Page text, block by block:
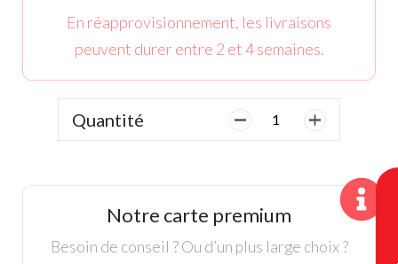
En réapprovisionnement, les livraisons
peuvent durer entre 2 et 4 semaines.
Quantité
quantité
Armour,
Homme,
Blanche
Notre carte premium
Besoin de conseil ? Ou d’un plus large choix ?